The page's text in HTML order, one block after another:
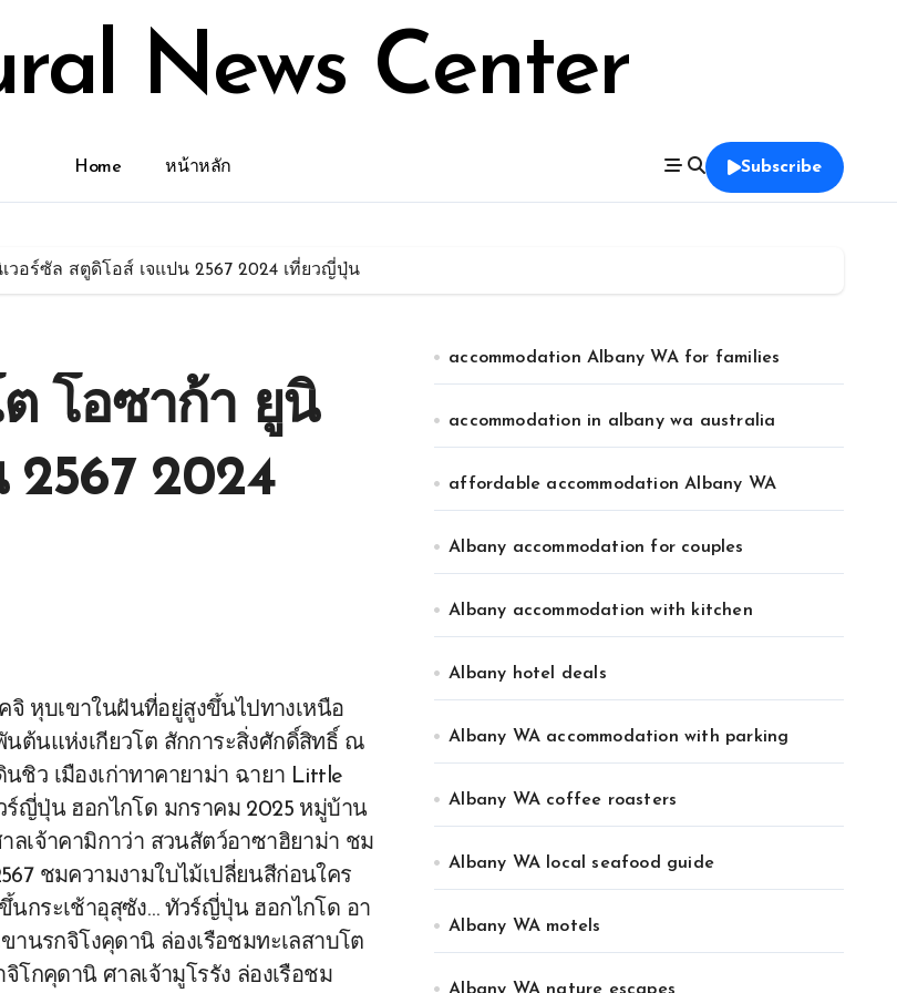
News Center
Home หน้าหลัก Subscribe
วอร์ซัล สตูดิโอส์ เจแปน 2567 2024 เที่ยวญี่ปุ่น
โอซาก้า ยูนิ
2567 2024
นต้นแห่งเกียวโต สักการะสิ่งศักดิ์สิทธิ์ ณ
ชิว เมืองเก่าทาคายาม่า ฉายา Little
ญี่ปุ่น ฮอกไกโด มกราคม 2025 หมู่บ้าน
ลเจ้าคามิกาว่า สวนสัตว์อาซาฮิยาม่า ชม
ชมความงามใบไม้เปลี่ยนสีก่อนใคร
นกระเช้าอุสุซัง… ทัวร์ญี่ปุ่น ฮอกไกโด อา
านรกจิโงคุดานิ ล่องเรือชมทะเลสาบโต
โกคุดานิ ศาลเจ้ามูโรรัง ล่องเรือชม
accommodation Albany WA for families
accommodation in albany wa australia
affordable accommodation Albany WA
Albany accommodation for couples
Albany accommodation with kitchen
Albany hotel deals
Albany WA accommodation with parking
Albany WA coffee roasters
Albany WA local seafood guide
Albany WA motels